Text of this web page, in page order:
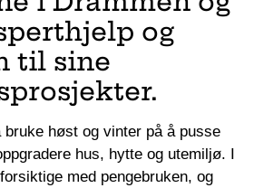
og
til sine
høst og vinter på å pusse
hus, hytte og utemiljø. I
med pengebruken, og